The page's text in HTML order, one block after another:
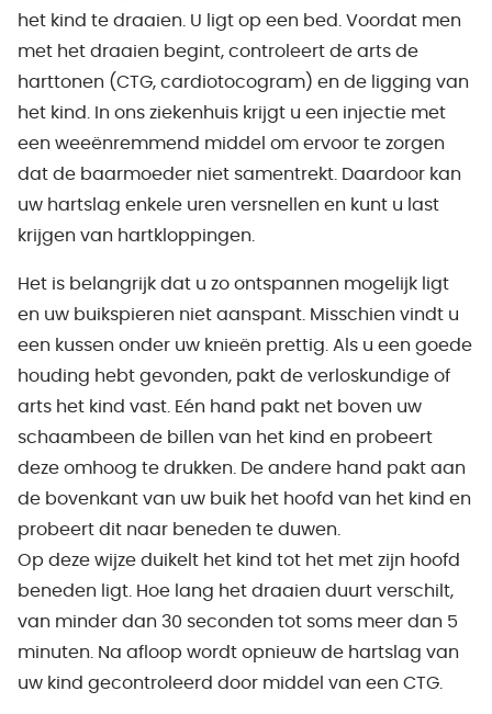
het kind te draaien. U ligt op een bed. Voordat men
met het draaien begint, controleert de arts de
harttonen (CTG, cardiotocogram) en de ligging van
het kind. In ons ziekenhuis krijgt u een injectie met
een weeënremmend middel om ervoor te zorgen
dat de baarmoeder niet samentrekt. Daardoor kan
uw hartslag enkele uren versnellen en kunt u last
krijgen van hartkloppingen.
Het is belangrijk dat u zo ontspannen mogelijk ligt
en uw buikspieren niet aanspant. Misschien vindt u
een kussen onder uw knieën prettig. Als u een goede
houding hebt gevonden, pakt de verloskundige of
arts het kind vast. Eén hand pakt net boven uw
schaambeen de billen van het kind en probeert
deze omhoog te drukken. De andere hand pakt aan
de bovenkant van uw buik het hoofd van het kind en
probeert dit naar beneden te duwen.
Op deze wijze duikelt het kind tot het met zijn hoofd
beneden ligt. Hoe lang het draaien duurt verschilt,
van minder dan 30 seconden tot soms meer dan 5
minuten. Na afloop wordt opnieuw de hartslag van
uw kind gecontroleerd door middel van een CTG.